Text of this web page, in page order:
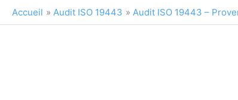
Accueil Audit ISO 19443 Audit ISO 19443 –